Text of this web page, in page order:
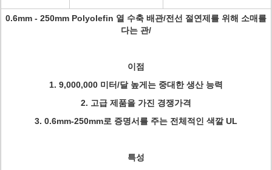
0.6mm - 250mm Polyolefin 열 수축 배관/전선 절연제를 위해 소매를
다는 관/
이점
1. 9,000,000 미터/달 높게는 중대한 생산 능력
2. 고급 제품을 가진 경쟁가격
3. 0.6mm-250mm로 증명서를 주는 전체적인 색깔 UL
특성